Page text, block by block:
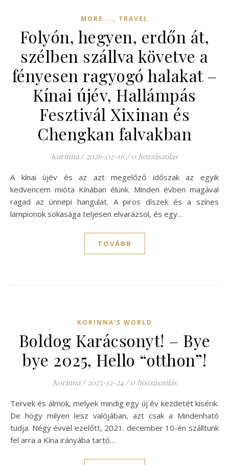
MORE... , TRAVEL
Folyón, hegyen, erdőn át,
szélben szállva követve a
fényesen ragyogó halakat –
Kínai újév, Hallámpás
Fesztivál Xixinan és
Chengkan falvakban
Korinna / 2026-02-16 / 0 hozzászólás
A kínai újév és az azt megelőző időszak az egyik
kedvencem mióta Kínában élünk. Minden évben magával
ragad az ünnepi hangulat. A piros díszek és a színes
lampionok sokasága teljesen elvarázsol, és egy…
TOVÁBB
KORINNA'S WORLD
Boldog Karácsonyt! – Bye
bye 2025, Hello “otthon”!
Korinna / 2025-12-24 / 0 hozzászólás
Tervek és álmok, melyek mindig egy új év kezdetét kísérik.
De hogy milyen lesz valójában, azt csak a Mindenható
tudja. Négy évvel ezelőtt, 2021. december 10-én szálltunk
fel arra a Kína irányába tartó…